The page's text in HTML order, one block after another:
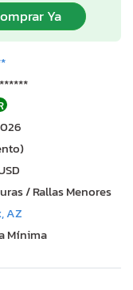
Ya
/ Rallas Menores
AZ
Mínima